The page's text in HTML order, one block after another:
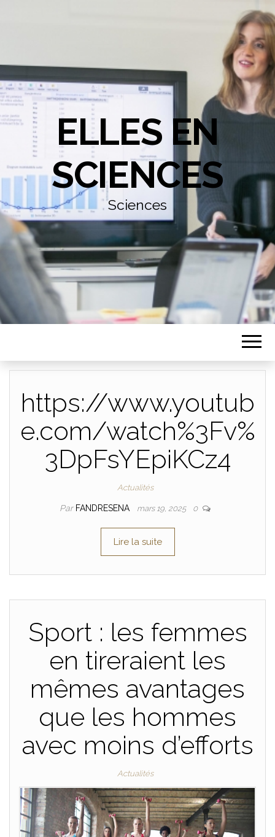
ELLES EN
SCIENCES
Sciences
https://www.youtub
e.com/watch%3Fv%
3DpFsYEpiKCz4
Actualités
Par FANDRESENA mars 19, 2025 0
Lire la suite
Sport : les femmes
en tireraient les
mêmes avantages
que les hommes
avec moins d’efforts
Actualités